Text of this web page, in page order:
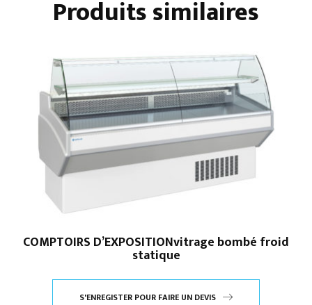
Produits similaires
COMPTOIRS D’EXPOSITIONvitrage bombé froid
statique
S'ENREGISTER POUR FAIRE UN DEVIS